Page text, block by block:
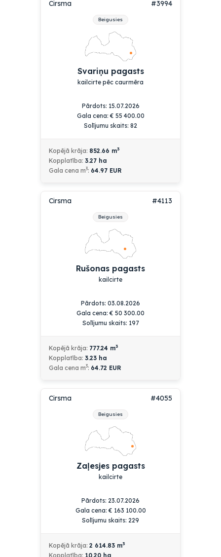
Cirsma #3994
Beigusies
Svariņu pagasts
kailcirte pēc caurmēra
Pārdots: 15.07.2026
Gala cena:€ 55 400.00
Solījumu skaits: 82
Kopējā krāja: 852.66 m3
Kopplatība: 3.27 ha
Gala cena m3: 64.97 EUR
Cirsma #4113
Beigusies
Rušonas pagasts
kailcirte
Pārdots: 03.08.2026
Gala cena:€ 50 300.00
Solījumu skaits: 197
Kopējā krāja: 777.24 m3
Kopplatība: 3.23 ha
Gala cena m3: 64.72 EUR
Cirsma #4055
Beigusies
Zaļesjes pagasts
kailcirte
Pārdots: 23.07.2026
Gala cena:€ 163 100.00
Solījumu skaits: 229
Kopējā krāja: 2 614.83 m3
Kopplatība: 10.20 ha